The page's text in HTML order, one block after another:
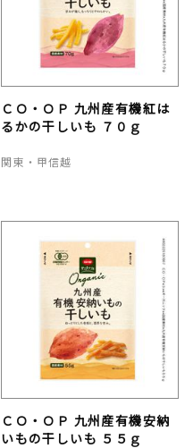
ＣＯ・ＯＰ 九州産有機紅は
るかの干しいも ７０ｇ
関東・甲信越
ＣＯ・ＯＰ 九州産有機安納
いもの干しいも ５５ｇ